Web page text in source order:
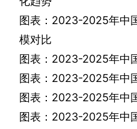
图表： 2023-2025年中
模对比
图表： 2023-2025年中
图表： 2023-2025年中
图表： 2023-2025年中
图表： 2023-2025年中